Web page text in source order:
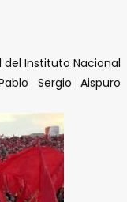
del Instituto Nacional
Sergio Aispuro